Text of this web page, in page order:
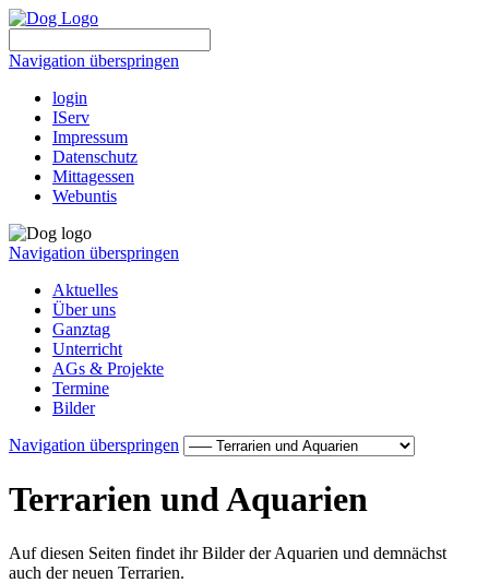
Navigation überspringen
login
IServ
Impressum
Datenschutz
Mittagessen
Webuntis
Navigation überspringen
Aktuelles
Über uns
Ganztag
Unterricht
AGs & Projekte
Termine
Bilder
Navigation überspringen
Terrarien und Aquarien
Auf diesen Seiten findet ihr Bilder der Aquarien und demnächst
auch der neuen Terrarien.